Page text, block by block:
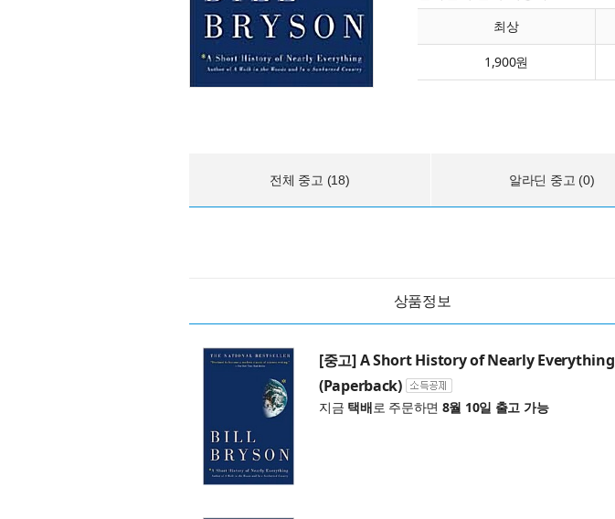
최상
1,900원
전체 중고 (18) 알라딘 중고 (0)
상품정보
[중고] A Short History of Nearly Everything
(Paperback)
지금 택배로 주문하면 8월 10일 출고 가능